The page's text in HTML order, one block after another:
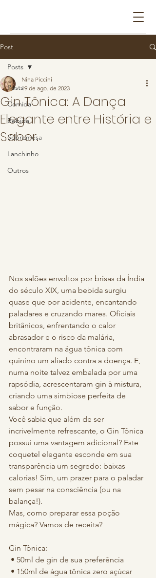
Post
Posts
Comida
Bebida
Sobremesa
Lanchinho
Outros
Posts
Gin Tônica: A Dança
Elegante entre História e
Sabor.
Nina Piccini
19 de ago. de 2023
Nos salões envoltos por brisas da Índia
do século XIX, uma bebida surgiu
quase que por acidente, encantando
paladares e cruzando mares. Oficiais
britânicos, enfrentando o calor
abrasador e o risco da malária,
encontraram na água tônica com
quinino um aliado contra a doença. E,
numa noite talvez embalada por uma
rapsódia, acrescentaram gin à mistura,
criando uma simbiose perfeita de
sabor e função.
Você sabia que além de ser
incrivelmente refrescante, o Gin Tônica
possui uma vantagem adicional? Este
coquetel elegante esconde em sua
transparência um segredo: baixas
calorias! Sim, um prazer para o paladar
sem pesar na consciência (ou na
balança!).
Mas, como preparar essa poção
mágica? Vamos de receita?
Gin Tônica:
• 50ml de gin de sua preferência
• 150ml de água tônica zero açúcar